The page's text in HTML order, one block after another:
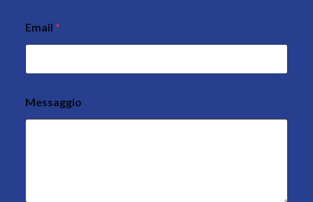
*
p
l
c
y
*
Email *
Messaggio